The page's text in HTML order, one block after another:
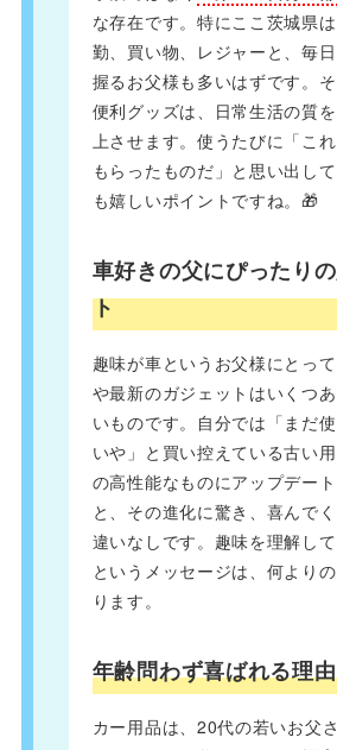
な存在です。特にここ茨城県
勤、買い物、レジャーと、毎
握るお父様も多いはずです。
便利グッズは、日常生活の質
上させます。使うたびに「こ
もらったものだ」と思い出し
も嬉しいポイントですね。🎁
車好きの父にぴったり
ト
趣味が車というお父様にとっ
や最新のガジェットはいくつ
いものです。自分では「まだ
いや」と買い控えている古い
の高性能なものにアップデー
と、その進化に驚き、喜んで
違いなしです。趣味を理解し
というメッセージは、何より
ります。
年齢問わず喜ばれる理由
カー用品は、20代の若いお父